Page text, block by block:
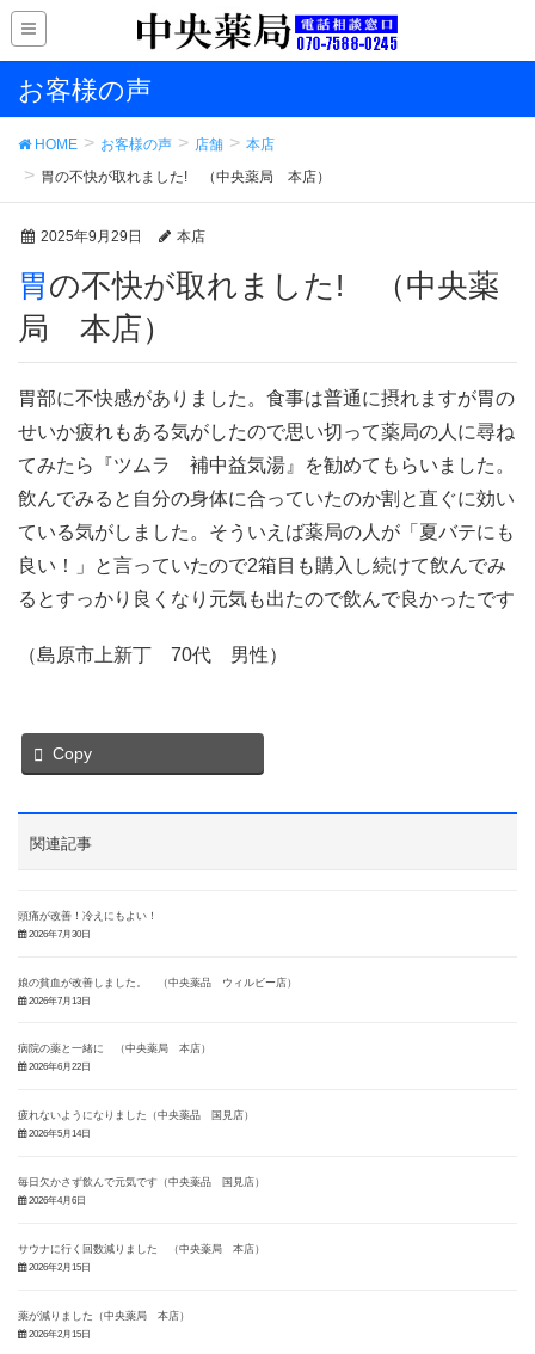
お客様の声
HOME お客様の声 店舗
本店
胃の不快が取れました! （中央薬局 本店）
2025年9月29日 本店
胃の不快が取れました! （中央薬
局 本店）
胃部に不快感がありました。食事は普通に摂れますが胃の
せいか疲れもある気がしたので思い切って薬局の人に尋ね
てみたら『ツムラ 補中益気湯』を勧めてもらいました。
飲んでみると自分の身体に合っていたのか割と直ぐに効い
ている気がしました。そういえば薬局の人が「夏バテにも
良い！」と言っていたので2箱目も購入し続けて飲んでみ
るとすっかり良くなり元気も出たので飲んで良かったです
（島原市上新丁 70代 男性）
Copy
関連記事
頭痛が改善！冷えにもよい！
2026年7月30日
娘の貧血が改善しました。 （中央薬品 ウィルビー店）
2026年7月13日
病院の薬と一緒に （中央薬局 本店）
2026年6月22日
疲れないようになりました（中央薬品 国見店）
2026年5月14日
毎日欠かさず飲んで元気です（中央薬品 国見店）
2026年4月6日
サウナに行く回数減りました （中央薬局 本店）
2026年2月15日
薬が減りました（中央薬局 本店）
2026年2月15日